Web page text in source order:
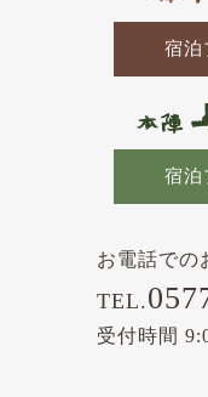
宿泊
宿泊
お電話での
TEL.
受付時間